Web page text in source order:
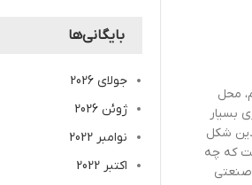
محل
بسیار
شکل
که چه
صنعتی
بایگانی‌ها
جولای 2026
ژوئن 2026
نوامبر 2022
اکتبر 2022